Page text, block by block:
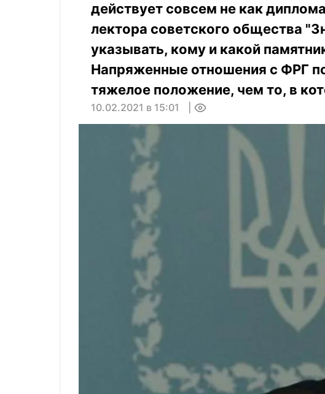
действует совсем не как
лектора советского общества
указывать, кому и какой
Напряженные отношения с ФРГ
тяжелое положение, чем то, в
10.02.2021 в 15:01